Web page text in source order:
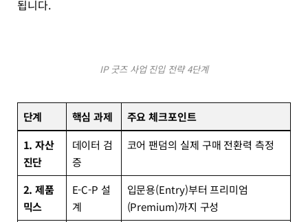
됩니다.
IP 굿즈 사업 진입 전략 4단계
단계 핵심 과제
주요 체크포인트
1. 자산
진단
데이터 검
증
코어 팬덤의 실제 구매 전환력 측정
2. 제품
믹스
E-C-P 설
계
입문용(Entry)부터 프리미엄
(Premium)까지 구성